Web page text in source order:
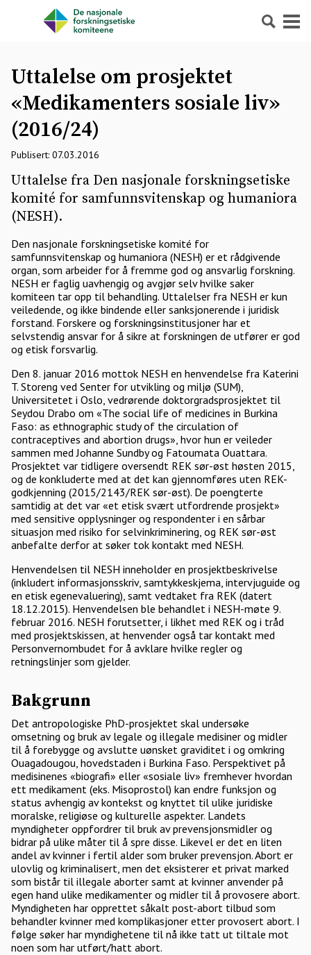
Søk Meny
Uttalelse om prosjektet
«Medikamenters sosiale liv»
(2016/24)
Publisert: 07.03.2016
Uttalelse fra Den nasjonale forskningsetiske
komité for samfunnsvitenskap og humaniora
(NESH).
Den nasjonale forskningsetiske komité for
samfunnsvitenskap og humaniora (NESH) er et rådgivende
organ, som arbeider for å fremme god og ansvarlig forskning.
NESH er faglig uavhengig og avgjør selv hvilke saker
komiteen tar opp til behandling. Uttalelser fra NESH er kun
veiledende, og ikke bindende eller sanksjonerende i juridisk
forstand. Forskere og forskningsinstitusjoner har et
selvstendig ansvar for å sikre at forskningen de utfører er god
og etisk forsvarlig.
Den 8. januar 2016 mottok NESH en henvendelse fra Katerini
T. Storeng ved Senter for utvikling og miljø (SUM),
Universitetet i Oslo, vedrørende doktorgradsprosjektet til
Seydou Drabo om «The social life of medicines in Burkina
Faso: as ethnographic study of the circulation of
contraceptives and abortion drugs», hvor hun er veileder
sammen med Johanne Sundby og Fatoumata Ouattara.
Prosjektet var tidligere oversendt REK sør-øst høsten 2015,
og de konkluderte med at det kan gjennomføres uten REK-
godkjenning (2015/2143/REK sør-øst). De poengterte
samtidig at det var «et etisk svært utfordrende prosjekt»
med sensitive opplysninger og respondenter i en sårbar
situasjon med risiko for selvinkriminering, og REK sør-øst
anbefalte derfor at søker tok kontakt med NESH.
Henvendelsen til NESH inneholder en prosjektbeskrivelse
(inkludert informasjonsskriv, samtykkeskjema, intervjuguide og
en etisk egenevaluering), samt vedtaket fra REK (datert
18.12.2015). Henvendelsen ble behandlet i NESH-møte 9.
februar 2016. NESH forutsetter, i likhet med REK og i tråd
med prosjektskissen, at henvender også tar kontakt med
Personvernombudet for å avklare hvilke regler og
retningslinjer som gjelder.
Bakgrunn
Det antropologiske PhD-prosjektet skal undersøke
omsetning og bruk av legale og illegale medisiner og midler
til å forebygge og avslutte uønsket graviditet i og omkring
Ouagadougou, hovedstaden i Burkina Faso. Perspektivet på
medisinenes «biografi» eller «sosiale liv» fremhever hvordan
ett medikament (eks. Misoprostol) kan endre funksjon og
status avhengig av kontekst og knyttet til ulike juridiske
moralske, religiøse og kulturelle aspekter. Landets
myndigheter oppfordrer til bruk av prevensjonsmidler og
bidrar på ulike måter til å spre disse. Likevel er det en liten
andel av kvinner i fertil alder som bruker prevensjon. Abort er
ulovlig og kriminalisert, men det eksisterer et privat marked
som bistår til illegale aborter samt at kvinner anvender på
egen hand ulike medikamenter og midler til å provosere abort.
Myndigheten har opprettet såkalt post-abort tilbud som
behandler kvinner med komplikasjoner etter provosert abort. I
følge søker har myndighetene til nå ikke tatt ut tiltale mot
noen som har utført/hatt abort.